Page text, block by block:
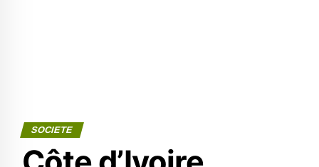
SOCIETE